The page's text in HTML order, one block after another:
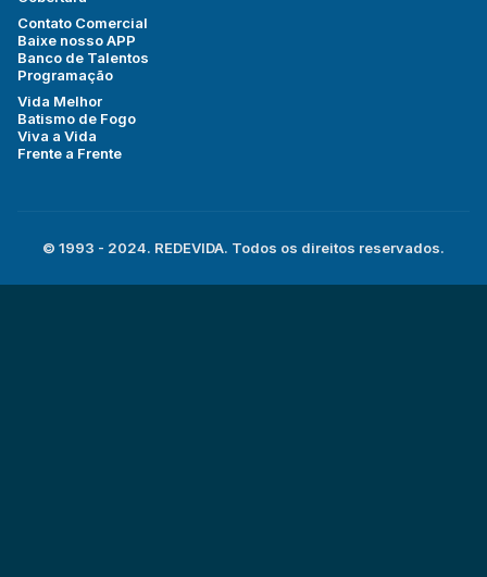
Contato Comercial
Baixe nosso APP
Banco de Talentos
Programação
Vida Melhor
Batismo de Fogo
Viva a Vida
Frente a Frente
© 1993 - 2024. REDEVIDA. Todos os direitos reservados.